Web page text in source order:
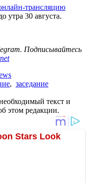
трансляцию
утра 30 августа.
Подписывайтесь
, заседание
текст и
этом редакции.